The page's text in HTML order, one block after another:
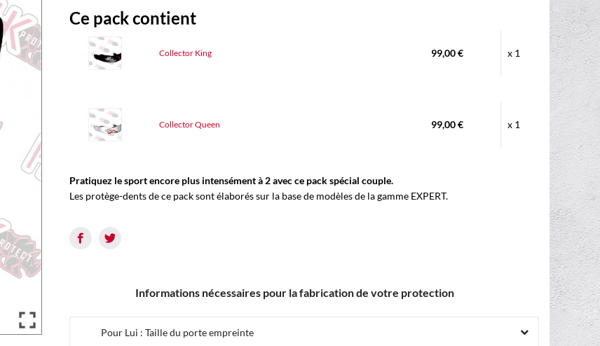

Ce pack contient
Collector King 99,00 € x 1
Collector Queen 99,00 € x 1
Pratiquez le sport encore plus intensément à 2 avec ce pack spécial couple.
Les protège-dents de ce pack sont élaborés sur la base de modèles de la gamme EXPERT.
Informations nécessaires pour la fabrication de votre protection
Pour Lui : Taille du porte empreinte